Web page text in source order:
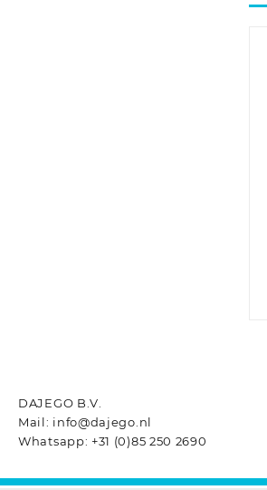
DAJEGO B.V.
Mail: info@dajego.nl
Whatsapp: +31 (0)85 250 2690